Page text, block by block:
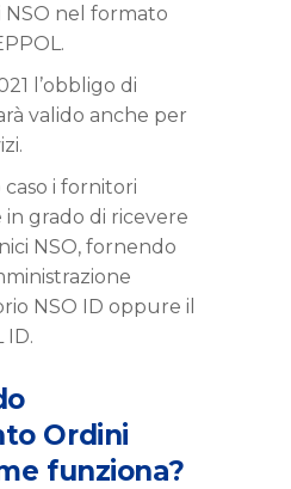
nel formato
l’obbligo di
valido anche per
i fornitori
in grado di ricevere
NSO, fornendo
NSO ID oppure il
ID.
Ordini
funziona?